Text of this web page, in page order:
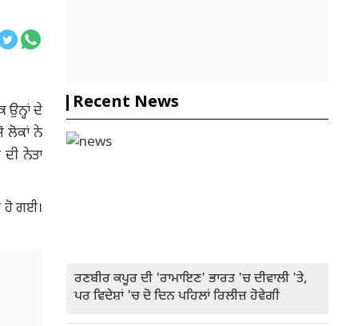
ਦੇ
ਲੋਕਾਂ ਨੇ
ਨੇਤਾ
ਹੋ ਗਈ।
Recent News
ਰਣਬੀਰ ਕਪੂਰ ਦੀ 'ਰਾਮਾਇਣ' ਭਾਰਤ 'ਚ ਦੀਵਾਲੀ 'ਤੇ,
ਪਰ ਵਿਦੇਸ਼ਾਂ 'ਚ ਦੋ ਦਿਨ ਪਹਿਲਾਂ ਰਿਲੀਜ਼ ਹੋਵੇਗੀ